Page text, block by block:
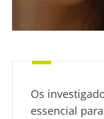
Os
essencial